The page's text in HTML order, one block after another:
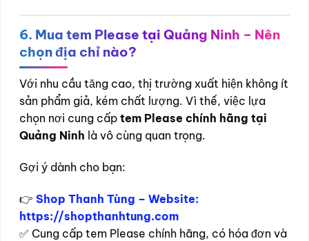
6. Mua tem Please tại Quảng Ninh – Nên
chọn địa chỉ nào?
Với nhu cầu tăng cao, thị trường xuất hiện không ít
sản phẩm giả, kém chất lượng. Vì thế, việc lựa
chọn nơi cung cấp tem Please chính hãng tại
Quảng Ninh là vô cùng quan trọng.
Gợi ý dành cho bạn:
👉 Shop Thanh Tùng – Website:
https://shopthanhtung.com
✅ Cung cấp tem Please chính hãng, có hóa đơn và